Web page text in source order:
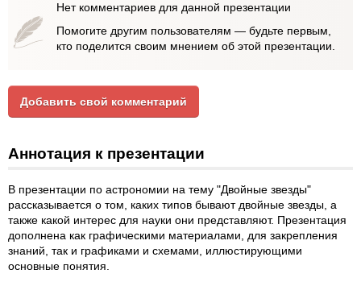
Нет комментариев для данной презентации
Помогите другим пользователям — будьте первым,
кто поделится своим мнением об этой презентации.
Добавить свой комментарий
Аннотация к презентации
В презентации по астрономии на тему "Двойные звезды"
рассказывается о том, каких типов бывают двойные звезды, а
также какой интерес для науки они представляют. Презентация
дополнена как графическими материалами, для закрепления
знаний, так и графиками и схемами, иллюстирующими
основные понятия.